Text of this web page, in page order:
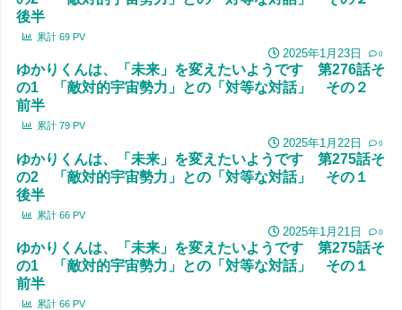
後半
累計 69 PV
2025年1月23日 0
ゆかりくんは、「未来」を変えたいようです 第276話そ
の1 「敵対的宇宙勢力」との「対等な対話」 その２
前半
累計 79 PV
2025年1月22日 0
ゆかりくんは、「未来」を変えたいようです 第275話そ
の2 「敵対的宇宙勢力」との「対等な対話」 その１
後半
累計 66 PV
2025年1月21日 0
ゆかりくんは、「未来」を変えたいようです 第275話そ
の1 「敵対的宇宙勢力」との「対等な対話」 その１
前半
累計 66 PV